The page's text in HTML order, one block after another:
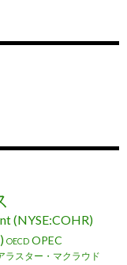
(NYSE:COHR)
OECD OPEC
ラスター・マクラウド